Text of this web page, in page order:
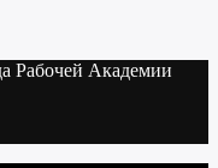
Рабочей Академии